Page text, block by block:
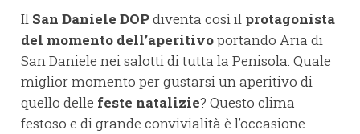
Il San Daniele DOPdiventa così il protagonista
del momento dell’aperitivoportando Aria di
San Daniele nei salotti di tutta la Penisola. Quale
miglior momento per gustarsi un aperitivo di
quello delle feste natalizie? Questo clima
festoso e di grande convivialità è l’occasione